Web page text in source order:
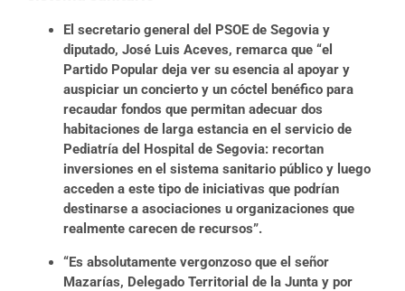
El secretario general del PSOE de Segovia y
diputado, José Luis Aceves, remarca que “el
Partido Popular deja ver su esencia al apoyar y
auspiciar un concierto y un cóctel benéfico para
recaudar fondos que permitan adecuar dos
habitaciones de larga estancia en el servicio de
Pediatría del Hospital de Segovia: recortan
inversiones en el sistema sanitario público y luego
acceden a este tipo de iniciativas que podrían
destinarse a asociaciones u organizaciones que
realmente carecen de recursos”.
“Es absolutamente vergonzoso que el señor
Mazarías, Delegado Territorial de la Junta y por